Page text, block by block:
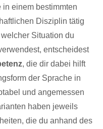
in einem bestimmten
Disziplin tätig
Situation du
entscheidest
, die dir dabei hilft
der Sprache in
und angemessen
haben jeweils
die du anhand des